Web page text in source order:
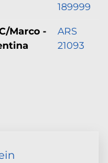
189999
Marco -
ARS
21093